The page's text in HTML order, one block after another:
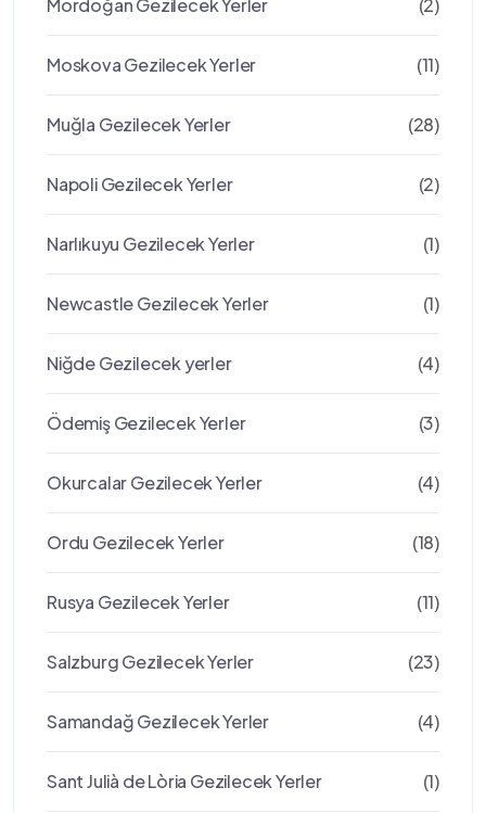
Mordoğan Gezilecek Yerler (2)
Moskova Gezilecek Yerler (11)
Muğla Gezilecek Yerler (28)
Napoli Gezilecek Yerler (2)
Narlıkuyu Gezilecek Yerler (1)
Newcastle Gezilecek Yerler (1)
Niğde Gezilecek yerler (4)
Ödemiş Gezilecek Yerler (3)
Okurcalar Gezilecek Yerler (4)
Ordu Gezilecek Yerler (18)
Rusya Gezilecek Yerler (11)
Salzburg Gezilecek Yerler (23)
Samandağ Gezilecek Yerler (4)
Sant Julià de Lòria Gezilecek Yerler (1)